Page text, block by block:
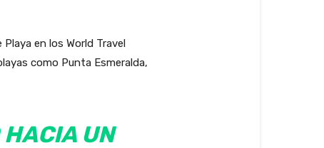
en los World Travel
como Punta Esmeralda,
HACIA UN